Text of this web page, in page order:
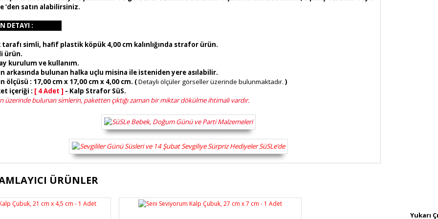
‘den satın alabilirsiniz.
DETAYI :
tarafı simli, hafif plastik köpük 4,00 cm kalınlığında strafor ürün.
ürün.
kurulum ve kullanım.
arkasında bulunan halka uçlu misina ile isteniden yere asılabilir.
ölçüsü : 17,00 cm x 17,00 cm x 4,00 cm. (Detaylı ölçüler görseller üzerinde bulunmaktadır. )
içeriği : [ 4 Adet ] - Kalp Strafor SüS.
üzerinde bulunan simlerin, paketten çıktığı zaman bir miktar dökülme ihtimali vardır.
ürünün fiyat bilgisi, resim, ürün açıklamalarında ve diğer konularda yetersiz gördüğünüz noktaları öneri formunu
tarafımıza iletebilirsiniz.
ÜRÜNLER
Yukarı